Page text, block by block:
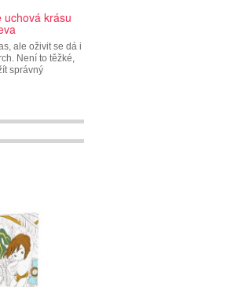
uchová krásu
ale oživit se dá i
Není to těžké,
správný